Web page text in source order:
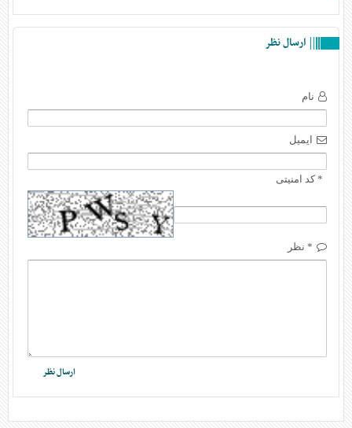
ارسال نظر
نام
ایمیل
* کد امنیتی
* نظر